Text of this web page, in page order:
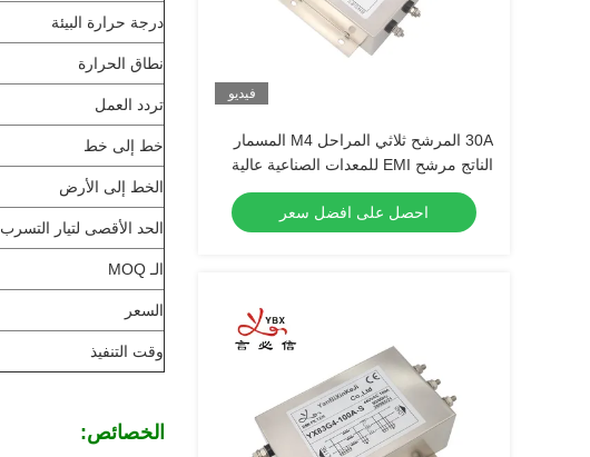
فيديو
30A المرشح ثلاثي المراحل M4 المسمار
الناتج مرشح EMI للمعدات الصناعية عالية
الطاقة
احصل على افضل سعر
درجة حرارة البيئة
نطاق الحرارة
تردد العمل
خط إلى خط
الخط إلى الأرض
الحد الأقصى لتيار التسرب
الـ MOQ
السعر
وقت التنفيذ
الخصائص: